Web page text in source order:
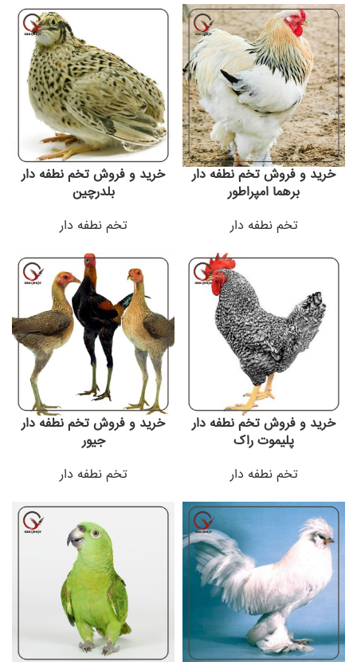
خرید و فروش تخم نطفه دار
برهما امپراطور
تخم نطفه دار
خرید و فروش تخم نطفه دار
بلدرچین
تخم نطفه دار
خرید و فروش تخم نطفه دار
پلیموت راک
تخم نطفه دار
خرید و فروش تخم نطفه دار
جیور
تخم نطفه دار